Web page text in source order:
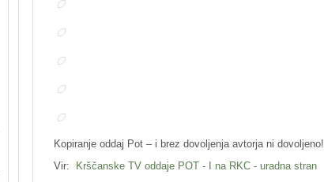
Kopiranje oddaj Pot – i brez dovoljenja avtorja ni dovoljeno!
Vir:
Krščanske TV oddaje POT - I na RKC - uradna stran